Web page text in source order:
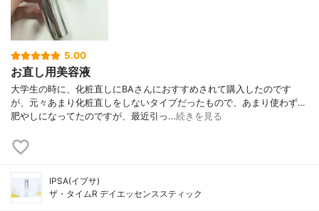
5.00
お直し用美容液
大学生の時に、化粧直しにBAさんにおすすめされて購入したのです
が、元々あまり化粧直しをしないタイプだったもので、あまり使わず…
肥やしになってたのですが、最近引っ…続きを見る
IPSA(イプサ)
ザ・タイムR デイエッセンススティック